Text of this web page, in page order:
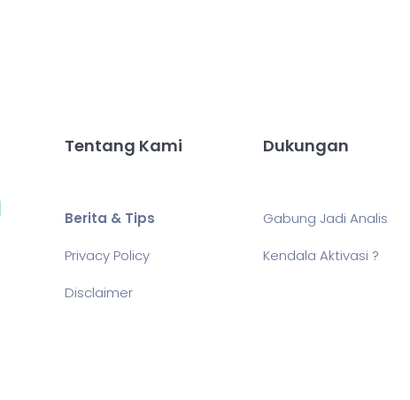
Tentang Kami
Berita & Tips
Privacy Policy
Disclaimer
Dukungan
Gabung Jadi Analis
Kendala Aktivasi ?